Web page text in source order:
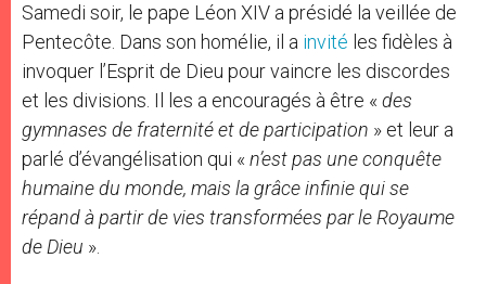
Samedi soir, le pape Léon XIV a présidé la veillée de
Pentecôte. Dans son homélie, il a invité les fidèles à
invoquer l’Esprit de Dieu pour vaincre les discordes
et les divisions. Il les a encouragés à être « des
gymnases de fraternité et de participation » et leur a
parlé d’évangélisation qui « n’est pas une conquête
humaine du monde, mais la grâce infinie qui se
répand à partir de vies transformées par le Royaume
de Dieu ».